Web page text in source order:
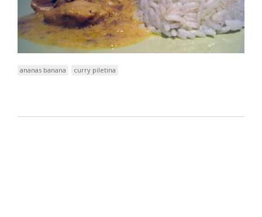
ananas banana curry piletina